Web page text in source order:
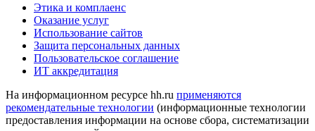
Этика и комплаенс
Оказание услуг
Использование сайтов
Защита персональных данных
Пользовательское соглашение
ИТ аккредитация
На информационном ресурсе hh.ru применяются
рекомендательные технологии (информационные технологии
предоставления информации на основе сбора, систематизации